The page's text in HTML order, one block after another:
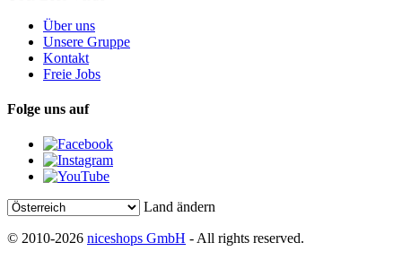
Über uns
Unsere Gruppe
Kontakt
Freie Jobs
Folge uns auf
Land ändern
© 2010-2026 niceshops GmbH - All rights reserved.